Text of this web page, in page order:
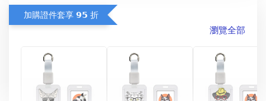
加購證件套享 𝟵𝟱 折
瀏覽全部